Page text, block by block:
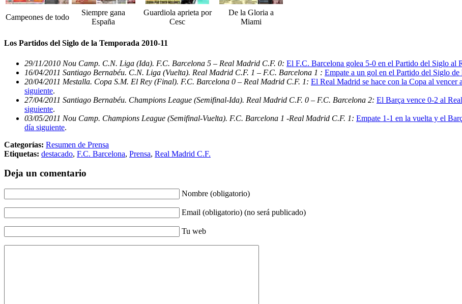
Campeones de todo
Siempre gana
España
Guardiola aprieta por
Cesc
De la Gloria a
Miami
Los Partidos del Siglo de la Temporada 2010-11
29/11/2010 Nou Camp. C.N. Liga (Ida). F.C. Barcelona 5 – Real Madrid C.F. 0: El F.C. Barcelona golea 5-0 en el Partido del Siglo al
16/04/2011 Santiago Bernabéu. C.N. Liga (Vuelta). Real Madrid C.F. 1 – F.C. Barcelona 1 : Empate a un gol en el Partido del Siglo de
20/04/2011 Mestalla. Copa S.M. El Rey (Final). F.C. Barcelona 0 – Real Madrid C.F. 1: El Real Madrid se hace con la Copa al vencer
siguiente.
27/04/2011 Santiago Bernabéu. Champions League (Semifinal-Ida). Real Madrid C.F. 0 – F.C. Barcelona 2: El Barça vence 0-2 al
siguiente.
03/05/2011 Nou Camp. Champions League (Semifinal-Vuelta). F.C. Barcelona 1 -Real Madrid C.F. 1: Empate 1-1 en la vuelta y el
día siguiente.
Categorías: Resumen de Prensa
Etiquetas: destacado, F.C. Barcelona, Prensa, Real Madrid C.F.
Deja un comentario
Nombre (obligatorio)
Email (obligatorio) (no será publicado)
Tu web